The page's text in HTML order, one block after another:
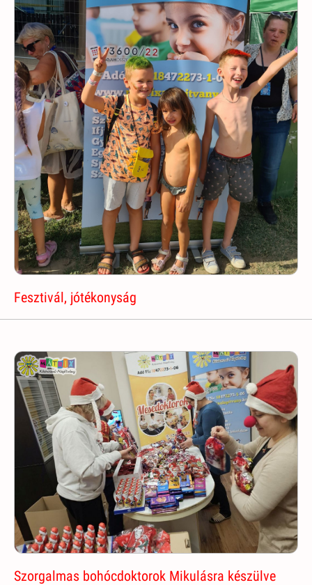
Fesztivál, jótékonyság
Szorgalmas bohócdoktorok Mikulásra készülve